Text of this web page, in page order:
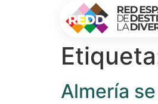
Almería